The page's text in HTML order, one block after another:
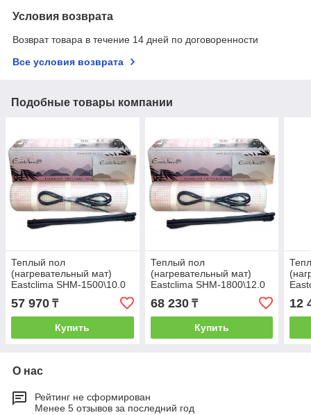
Условия возврата
Возврат товара в течение 14 дней по договоренности
Все условия возврата
Подобные товары компании
Теплый пол
(нагревательный мат)
Eastclima SHM-1500\10.0
57 970 ₸
Купить
Теплый пол
(нагревательный мат)
Eastclima SHM-1800\12.0
68 230₸
Купить
12
О нас
Рейтинг не сформирован
Менее 5 отзывов за последний год